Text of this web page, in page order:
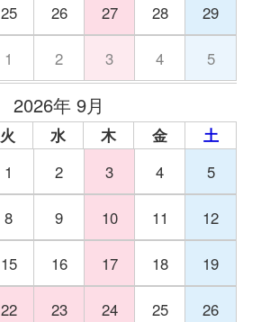
25 26 27 28 29
1 2 3 4 5
2026年 9月
火 水 木 金
土
1 2 3 4 5
8 9 10 11 12
15 16 17 18 19
22 23 24 25 26